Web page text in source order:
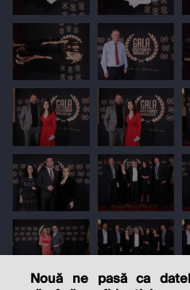
Nouă ne pasă ca